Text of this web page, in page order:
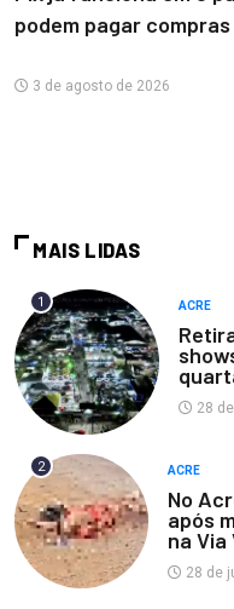
podem pagar
3 de agosto de 2026
MAIS LIDAS
1 ACRE
28
2 ACRE
No
após
na Via
28 de